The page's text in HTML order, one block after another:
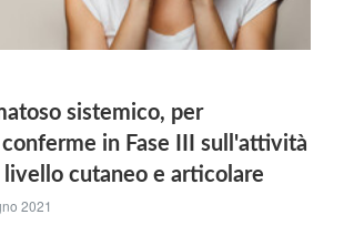
sistemico, per
in Fase III sull'attività
cutaneo e articolare
2021